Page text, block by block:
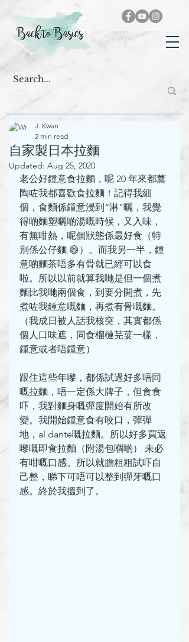
自家製日本拉麵
J. Kwan
2 min read
Updated: Aug 25, 2020
老公好鍾意食拉麵，呢 20 年來都薰
陶咗我都喜歡食拉麵！記得我細
個，食麵係鍾意浸到“淋”曬，我覺
得啲麵塑曬啲湯嘅時候，又入味，
有無咁熱，呢個狀態係最好食（特
別係公仔麵 😄）。而我另一半，鍾
意啲麵茶唔多有骨就已經可以食
啦。所以以前就算我哋是但一個煮
麵比我哋兩個食，到要分開煮，先
煮咗我鍾意嘅麵，再煮有骨嘅麵。
（我成日被人話我核突，其實都係
個人口味遮，同食榴槤芫荽一樣，
鍾意或者唔鍾意）
跟住這些年嚟，都係試過好多唔同
嘅拉麵，唔一定係大牌子，但食食
吓，我對麵身嘅彈度開始有所改
變。我開始鍾意食有咬口，彈彈
地，al dante嘅拉麵。所以好多買返
嚟嘅即食拉麵（附湯包嗰啲） 未必
有咁嘅口感。所以就膽粗粗試吓自
己整，睇下可唔可以整到彈牙嘅口
感。終於我搵到了。